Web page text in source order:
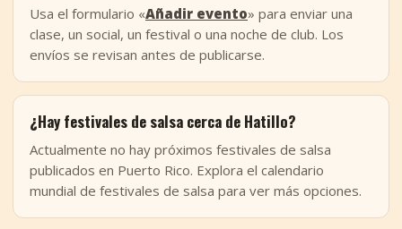
Usa el formulario «Añadir evento» para enviar una
clase, un social, un festival o una noche de club. Los
envíos se revisan antes de publicarse.
¿Hay festivales de salsa cerca de Hatillo?
Actualmente no hay próximos festivales de salsa
publicados en Puerto Rico. Explora el calendario
mundial de festivales de salsa para ver más opciones.